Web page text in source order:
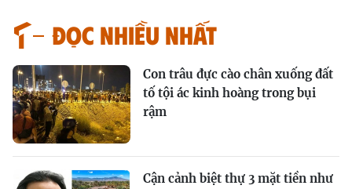
Đọc nhiều nhất
Con trâu đực cào chân xuống đất
tố tội ác kinh hoàng trong bụi
rậm
Cận cảnh biệt thự 3 mặt tiền như